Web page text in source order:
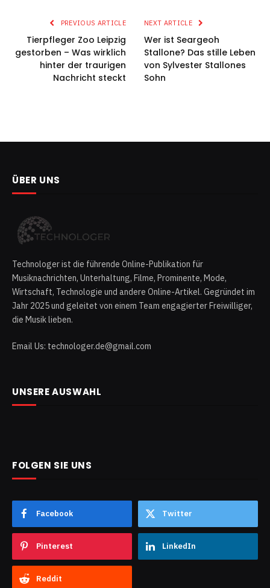
PREVIOUS ARTICLE
Tierpfleger Zoo Leipzig
gestorben – Was wirklich
hinter der traurigen
Nachricht steckt
NEXT ARTICLE
Wer ist Seargeoh
Stallone? Das stille Leben
von Sylvester Stallones
Sohn
ÜBER UNS
Technologer ist die führende Online-Publikation für
Musiknachrichten, Unterhaltung, Filme, Prominente, Mode,
Wirtschaft, Technologie und andere Online-Artikel. Gegründet im
Jahr 2025 und geleitet von einem Team engagierter Freiwilliger,
die Musik lieben.
Email Us: technologer.de@gmail.com
UNSERE AUSWAHL
FOLGEN SIE UNS
Facebook Twitter
Pinterest LinkedIn
Reddit